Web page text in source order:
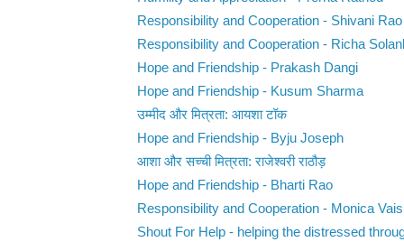
Responsibility and Cooperation - Shivani Rao
Responsibility and Cooperation - Richa
Hope and Friendship - Prakash Dangi
Hope and Friendship - Kusum Sharma
उम्मीद और मित्रता: आयशा टॉक
Hope and Friendship - Byju Joseph
आशा और सच्ची मित्रता: राजेश्वरी राठौड़
Hope and Friendship - Bharti Rao
Responsibility and Cooperation - Monica
Shout For Help - helping the distressed